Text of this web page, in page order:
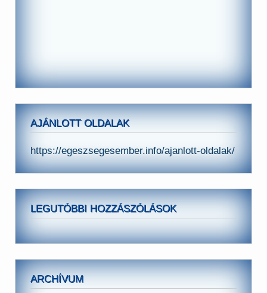
AJÁNLOTT OLDALAK
https://egeszsegesember.info/ajanlott-oldalak/
LEGUTÓBBI HOZZÁSZÓLÁSOK
ARCHÍVUM